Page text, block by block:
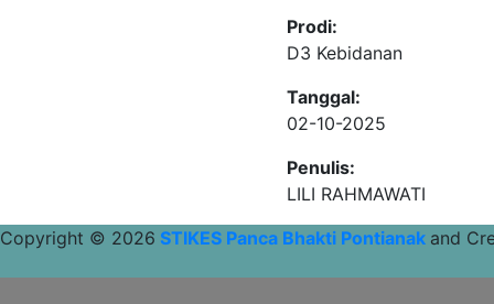
Prodi:
D3 Kebidanan
Tanggal:
02-10-2025
Penulis:
LILI RAHMAWATI
Copyright © 2026 STIKES Panca Bhakti Pontianak and